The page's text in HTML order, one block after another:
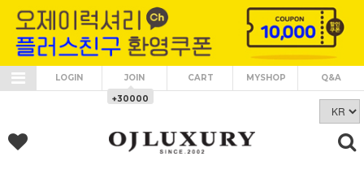
LOGIN
JOIN
+30000
CART MYSHOP Q&A